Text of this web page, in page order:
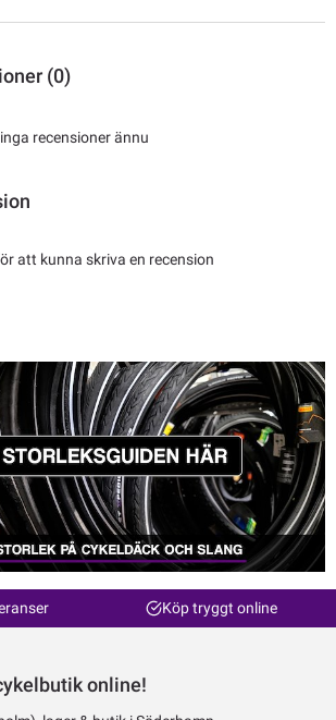
(0)
recensioner ännu
att kunna skriva en recension
Köp tryggt online
online!